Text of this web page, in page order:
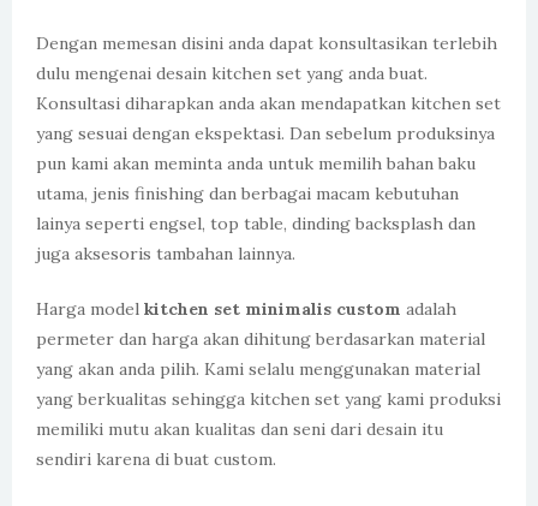
Dengan memesan disini anda dapat konsultasikan terlebih
dulu mengenai desain kitchen set yang anda buat.
Konsultasi diharapkan anda akan mendapatkan kitchen set
yang sesuai dengan ekspektasi. Dan sebelum produksinya
pun kami akan meminta anda untuk memilih bahan baku
utama, jenis finishing dan berbagai macam kebutuhan
lainya seperti engsel, top table, dinding backsplash dan
juga aksesoris tambahan lainnya.
Harga model kitchen set minimalis custom adalah
permeter dan harga akan dihitung berdasarkan material
yang akan anda pilih. Kami selalu menggunakan material
yang berkualitas sehingga kitchen set yang kami produksi
memiliki mutu akan kualitas dan seni dari desain itu
sendiri karena di buat custom.